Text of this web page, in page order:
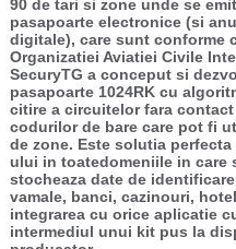
90 de tari si zone unde se
pasapoarte electronice (si
digitale), care sunt conforme
Organizatiei Aviatiei Civile
SecuryTG a conceput si
pasapoarte 1024RK cu
citire a circuitelor fara
codurilor de bare care pot fi
de zone. Este solutia
ului in toatedomeniile in care
stocheaza date de
vamale, banci, cazinouri,
integrarea cu orice aplicatie
intermediul unui kit pus la